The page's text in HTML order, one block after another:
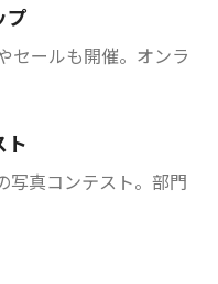
プ
セールも開催。オンラ
ト
写真コンテスト。部門